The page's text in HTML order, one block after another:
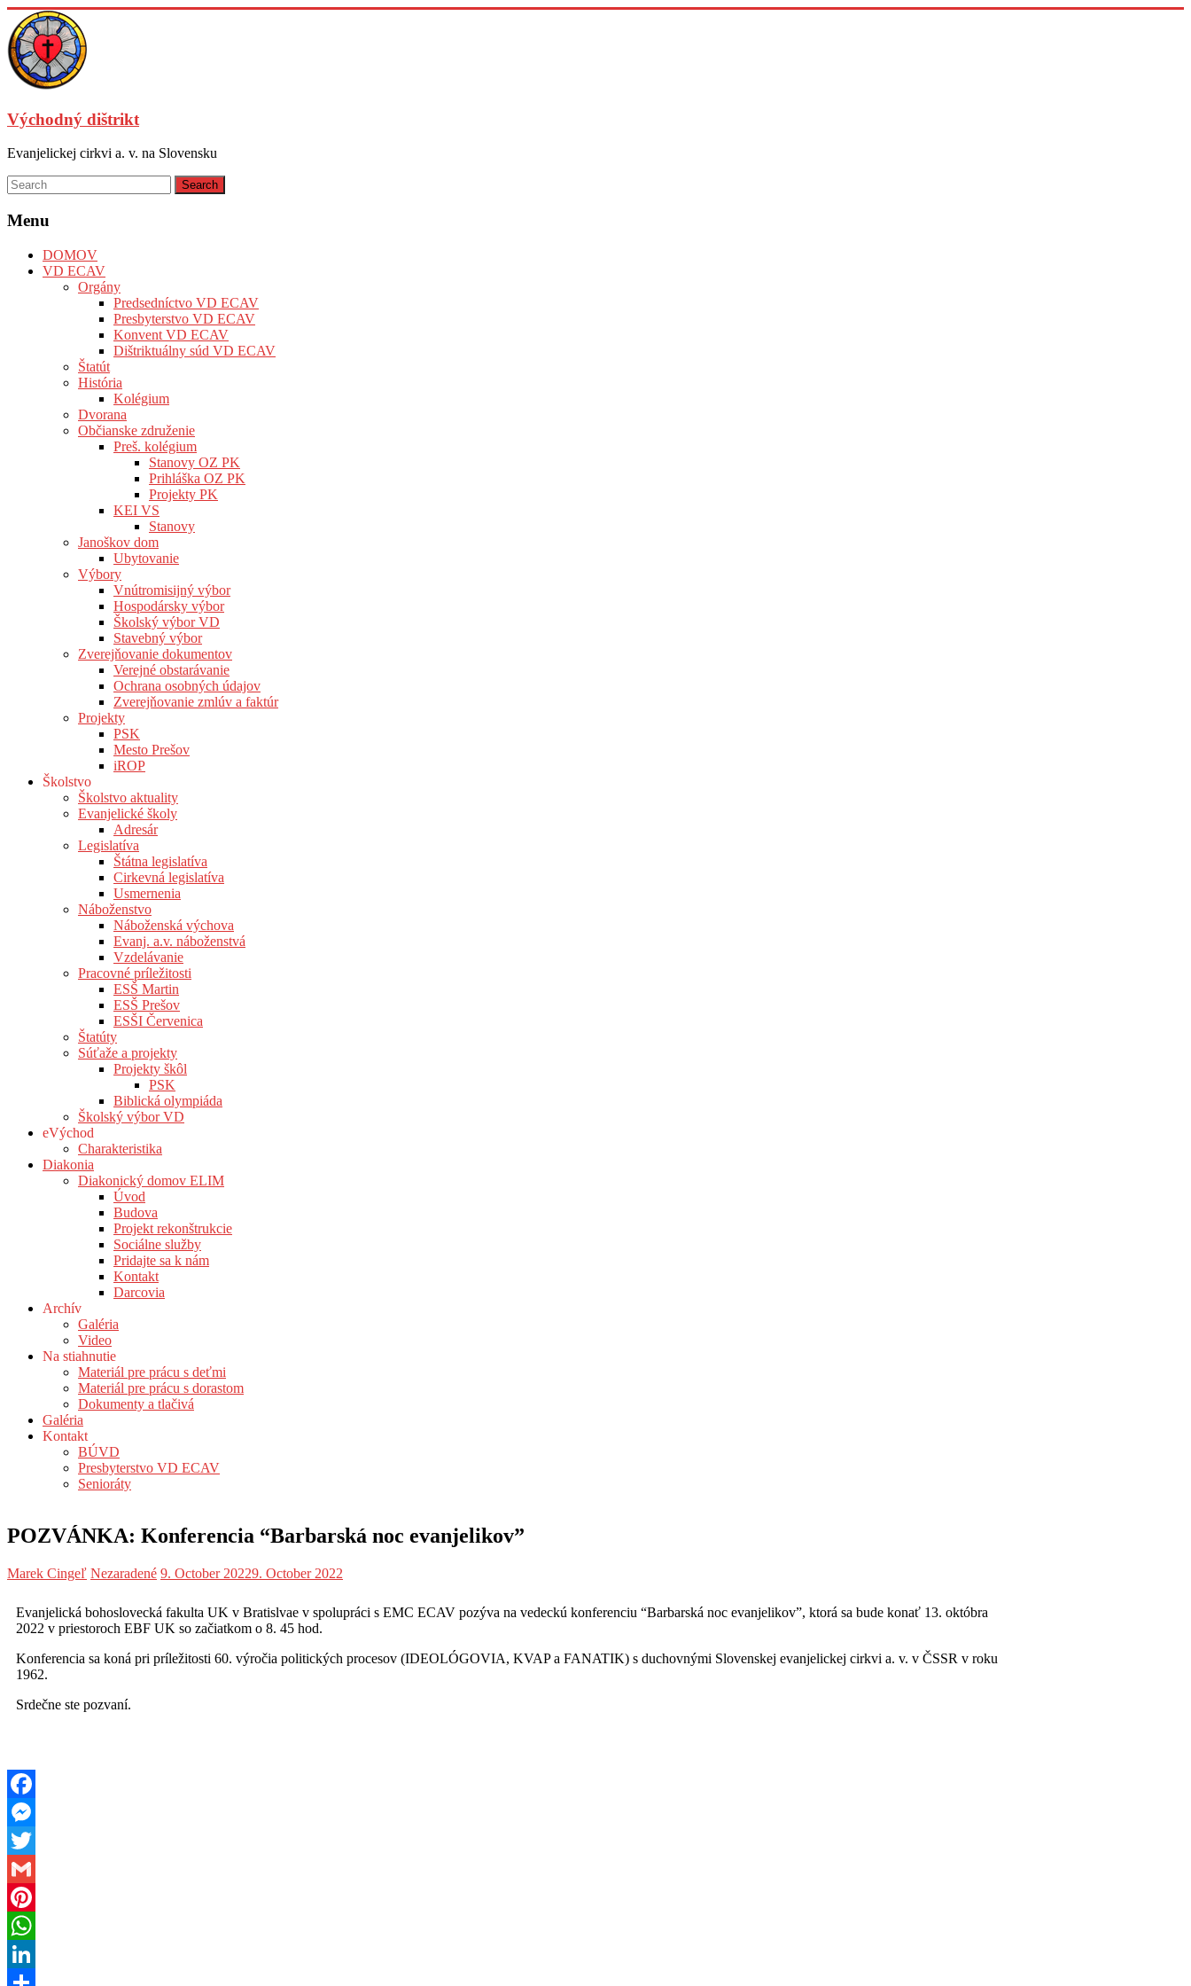
Východný dištrikt
Evanjelickej cirkvi a. v. na Slovensku
Menu
DOMOV
VD ECAV
Orgány
Predsedníctvo VD ECAV
Presbyterstvo VD ECAV
Konvent VD ECAV
Dištriktuálny súd VD ECAV
Štatút
História
Kolégium
Dvorana
Občianske združenie
Preš. kolégium
Stanovy OZ PK
Prihláška OZ PK
Projekty PK
KEI VS
Stanovy
Janoškov dom
Ubytovanie
Výbory
Vnútromisijný výbor
Hospodársky výbor
Školský výbor VD
Stavebný výbor
Zverejňovanie dokumentov
Verejné obstarávanie
Ochrana osobných údajov
Zverejňovanie zmlúv a faktúr
Projekty
PSK
Mesto Prešov
iROP
Školstvo
Školstvo aktuality
Evanjelické školy
Adresár
Legislatíva
Štátna legislatíva
Cirkevná legislatíva
Usmernenia
Náboženstvo
Náboženská výchova
Evanj. a.v. náboženstvá
Vzdelávanie
Pracovné príležitosti
ESŠ Martin
ESŠ Prešov
ESŠI Červenica
Štatúty
Súťaže a projekty
Projekty škôl
PSK
Biblická olympiáda
Školský výbor VD
eVýchod
Charakteristika
Diakonia
Diakonický domov ELIM
Úvod
Budova
Projekt rekonštrukcie
Sociálne služby
Pridajte sa k nám
Kontakt
Darcovia
Archív
Galéria
Video
Na stiahnutie
Materiál pre prácu s deťmi
Materiál pre prácu s dorastom
Dokumenty a tlačivá
Galéria
Kontakt
BÚVD
Presbyterstvo VD ECAV
Senioráty
POZVÁNKA: Konferencia “Barbarská noc evanjelikov”
Marek Cingeľ Nezaradené 9. October 20229. October 2022
Evanjelická bohoslovecká fakulta UK v Bratislvae v spolupráci s EMC ECAV pozýva na vedeckú konferenciu “Barbarská noc evanjelikov”, ktorá sa bude konať 13. októbra
2022 v priestoroch EBF UK so začiatkom o 8. 45 hod.
Konferencia sa koná pri príležitosti 60. výročia politických procesov (IDEOLÓGOVIA, KVAP a FANATIK) s duchovnými Slovenskej evanjelickej cirkvi a. v. v ČSSR v roku
1962.
Srdečne ste pozvaní.
Facebook
Messenger
Twitter
Gmail
Pinterest
WhatsApp
LinkedIn